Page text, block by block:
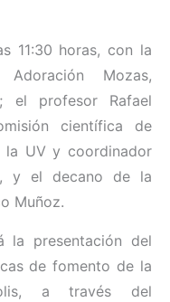
11:30 horas, con la
Mozas,
el profesor Rafael
científica de
la UV y coordinador
y el decano de la
Muñoz.
la presentación del
de fomento de la
a través del